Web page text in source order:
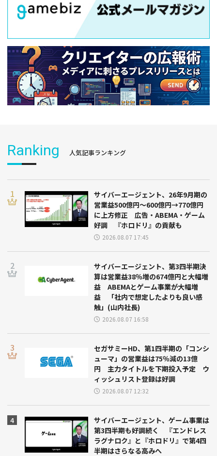
Ranking 人気記事ランキング
サイバーエージェント、26年9月期の
営業益500億円～600億円→770億円
に上方修正 広告・ABEMA・ゲーム
好調 『ホロドリ』の貢献も
2026.08.07 17:45
サイバーエージェント、第3四半期決
算は営業益38％増の674億円と大幅増
益 ABEMAとゲーム事業が大幅増
益 「社内で想定したよりも良い感
触」(山内社長)
2026.08.07 16:58
セガサミーHD、第1四半期の「コンシ
ューマ」の営業益は75％減の13億
円 主力タイトルを下期投入予定 ウ
ィッシュリスト登録は好調
2026.08.07 12:32
サイバーエージェント、ゲーム事業は
第3四半期も好調続く 『エンドレス
ラグナロク』と『ホロドリ』で第4四
半期はさらなる高みへ